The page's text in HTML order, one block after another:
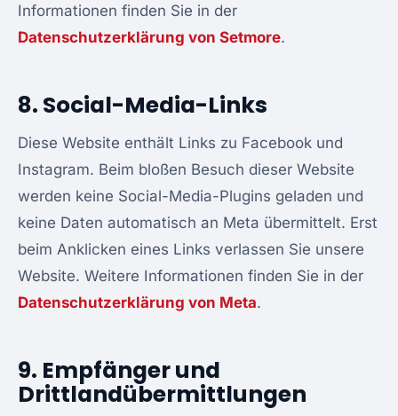
Informationen finden Sie in der
Datenschutzerklärung von Setmore.
8. Social-Media-Links
Diese Website enthält Links zu Facebook und
Instagram. Beim bloßen Besuch dieser Website
werden keine Social-Media-Plugins geladen und
keine Daten automatisch an Meta übermittelt. Erst
beim Anklicken eines Links verlassen Sie unsere
Website. Weitere Informationen finden Sie in der
Datenschutzerklärung von Meta.
9. Empfänger und
Drittlandübermittlungen